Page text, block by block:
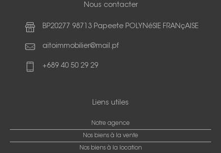
Nous contacter
BP20277 98713 Papeete POLYNéSIE FRANçAISE
aitoimmobilier@mail.pf
+689 40 50 29 29
Liens utiles
Notre agence
Nos biens à la vente
Nos biens à la location